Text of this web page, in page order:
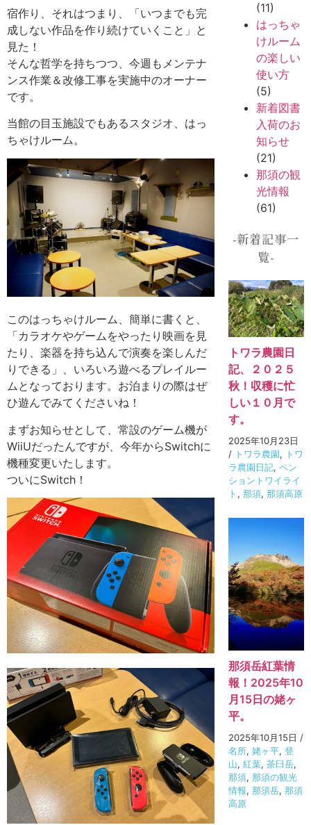
宿作り、それはつまり、「いつまでも完
成しない作品を作り続けていくこと」と
見た！
そんな哲学を持ちつつ、今週もメンテナ
ンス作業＆改修工事を実施中のオーナー
です。
当館の目玉施設でもあるスタジオ、はっ
ちゃけルーム。
このはっちゃけルーム、簡単に書くと、
「カラオケやゲームをやったり映画を見
たり、楽器を持ち込んで演奏を楽しんだ
りできる」、いろいろ遊べるプレイルー
ムとなっております。お泊まりの際はぜ
ひ遊んでみてくださいね！
まずお知らせとして、常設のゲーム機が
WiiUだったんですが、今年からSwitchに
機種変更いたします。
ついにSwitch！
(11)
はっちゃ
けルーム
の楽しい
使い方
(5)
新着図書
入荷のお
知らせ
(21)
那須の観
光情報
(61)
-新着記事一
覧-
トワラ農園日
記、２０２５
秋！収穫に忙
しい１０月で
す。
2025年10月23日
/ トワラ農園, トワ
ラ農園日記,ペン
ショントワイライ
ト ,那須,那須高原
那須岳紅葉情
報！2025年10
月15日の姥ヶ
平。
2025年10月15日 /
名所,姥ヶ平,登
山,紅葉,茶臼岳,
那須,那須の観光
情報,那須岳,那須
高原